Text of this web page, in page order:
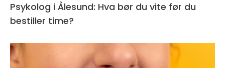
Psykolog i Ålesund: Hva bør du vite før du
bestiller time?